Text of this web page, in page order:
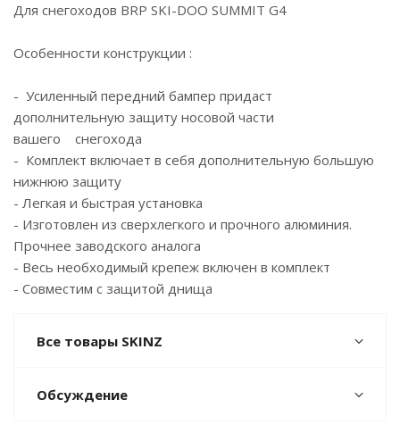
Для снегоходов BRP SKI-DOO SUMMIT G4
Особенности конструкции :
- Усиленный передний бампер придаст
дополнительную защиту носовой части
вашего снегохода
- Комплект включает в себя дополнительную большую
нижнюю защиту
- Легкая и быстрая установка
- Изготовлен из сверхлегкого и прочного алюминия.
Прочнее заводского аналога
- Весь необходимый крепеж включен в комплект
- Совместим с защитой днища
Все товары SKINZ
Обсуждение